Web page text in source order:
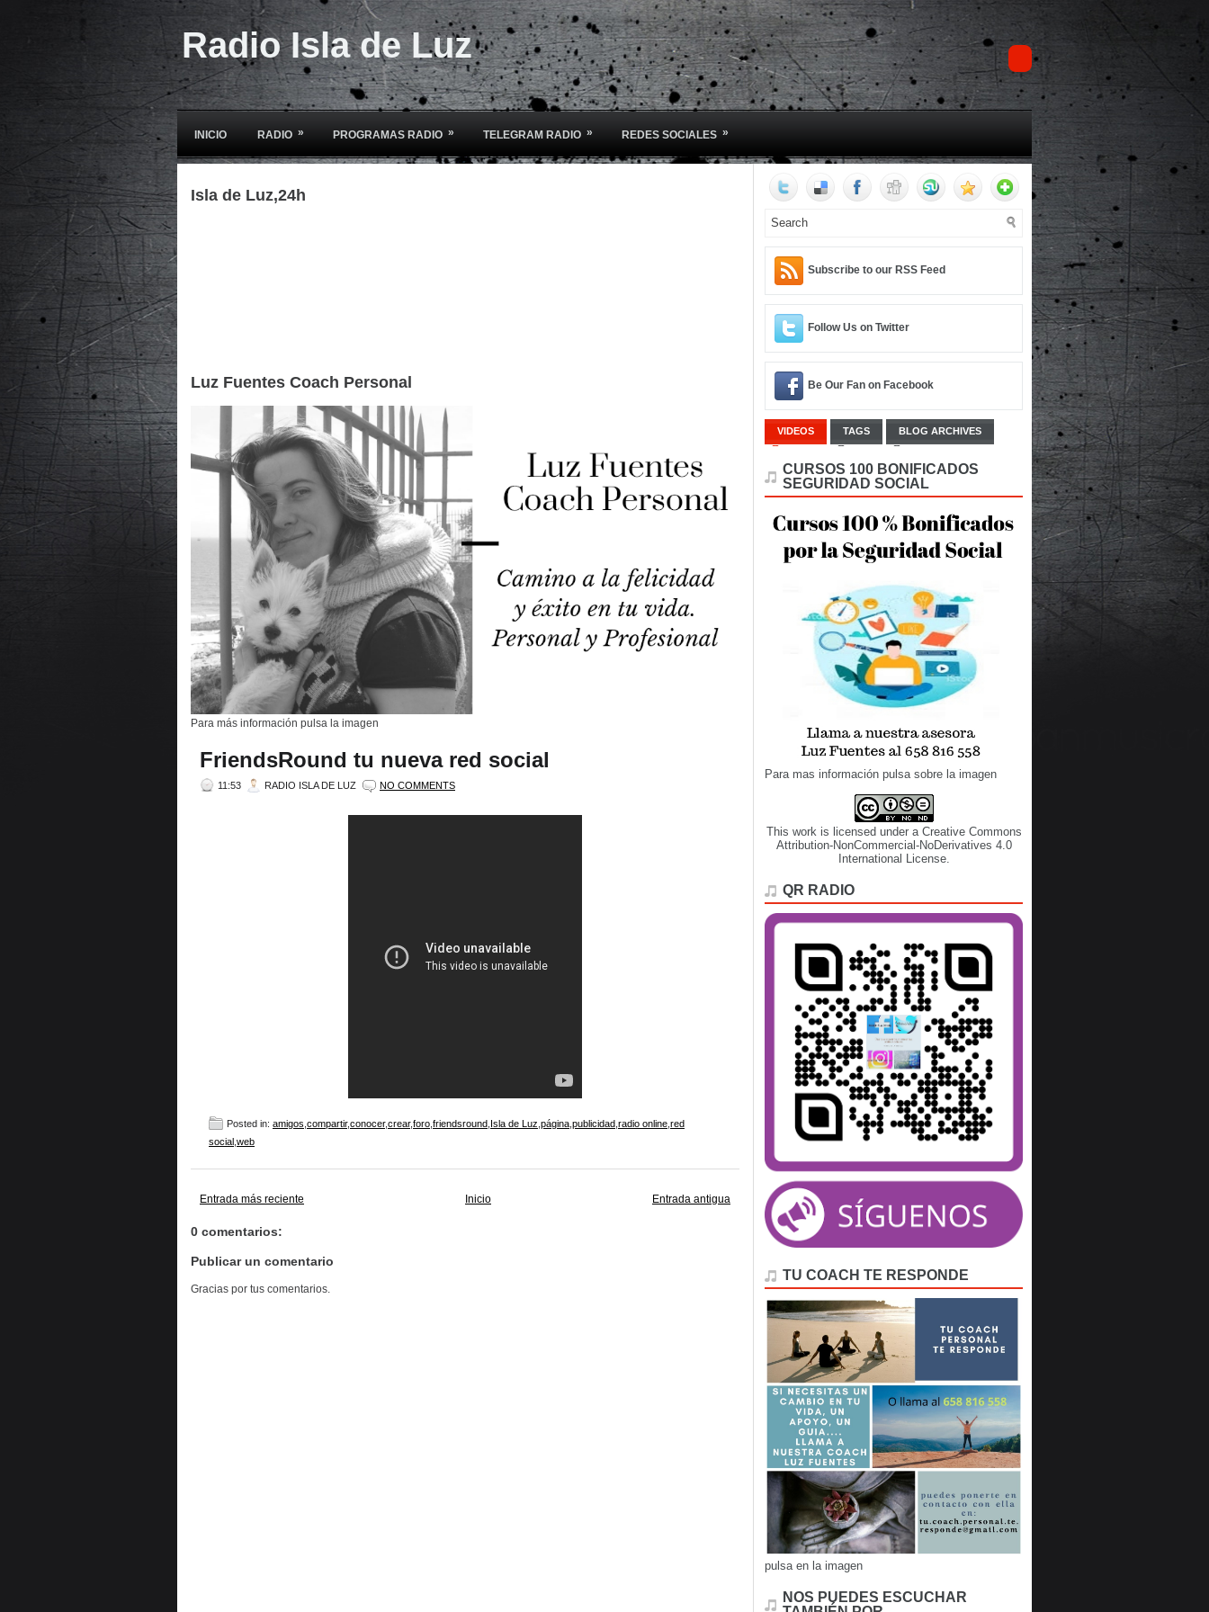
Radio Isla de Luz
INICIO RADIO » PROGRAMAS RADIO » TELEGRAM RADIO » REDES SOCIALES »
Isla de Luz,24h
Luz Fuentes Coach Personal
Para más información pulsa la imagen
FriendsRound tu nueva red social
11:53 RADIO ISLA DE LUZ NO COMMENTS
Posted in: amigos compartir,conocer,crear,foro friendsround Isla de Luz página publicidad radio online red
social web
Entrada más reciente Entrada antigua
Inicio
0 comentarios:
Publicar un comentario
Gracias por tus comentarios.
Subscribe to our RSS Feed
Follow Us on Twitter
Be Our Fan on Facebook
VIDEOS TAGS BLOG ARCHIVES
CURSOS 100 BONIFICADOS
SEGURIDAD SOCIAL
Para mas información pulsa sobre la imagen
This work is licensed under a Creative Commons
Attribution-NonCommercial-NoDerivatives 4.0
International License.
QR RADIO
TU COACH TE RESPONDE
pulsa en la imagen
NOS PUEDES ESCUCHAR